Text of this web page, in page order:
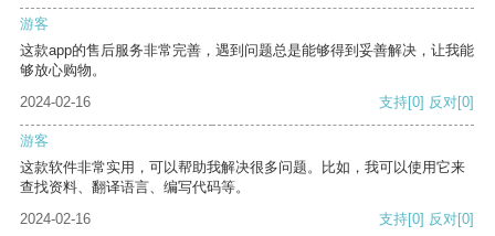
游客
这款app的售后服务非常完善，遇到问题总是能够得到妥善解决，让我能
够放心购物。
2024-02-16
支持[0] 反对[0]
游客
这款软件非常实用，可以帮助我解决很多问题。比如，我可以使用它来
查找资料、翻译语言、编写代码等。
2024-02-16
支持[0] 反对[0]